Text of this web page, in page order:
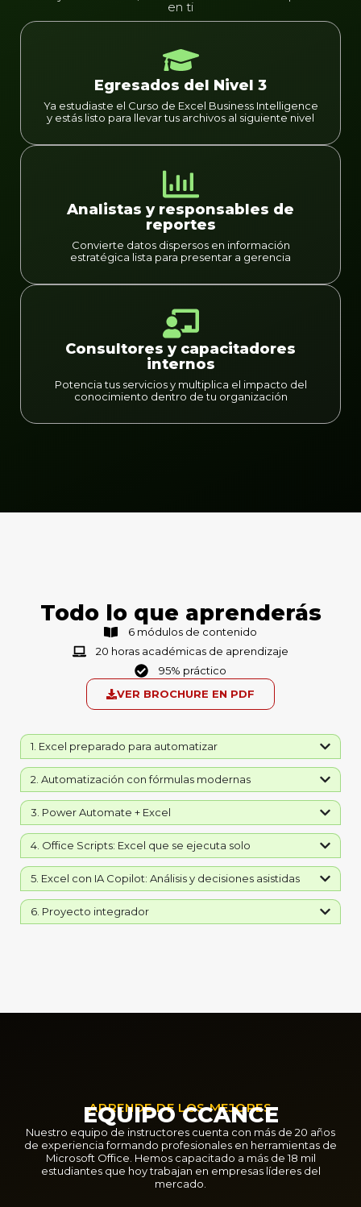
en ti
Egresados del Nivel 3
Ya estudiaste el Curso de Excel Business Intelligence
y estás listo para llevar tus archivos al siguiente nivel
Analistas y responsables de
reportes
Convierte datos dispersos en información
estratégica lista para presentar a gerencia
Consultores y capacitadores
internos
Potencia tus servicios y multiplica el impacto del
conocimiento dentro de tu organización
Todo lo que aprenderás
6 módulos de contenido
20 horas académicas de aprendizaje
95% práctico
VER BROCHURE EN PDF
1. Excel preparado para automatizar
2. Automatización con fórmulas modernas
3. Power Automate + Excel
4. Office Scripts: Excel que se ejecuta solo
5. Excel con IA Copilot: Análisis y decisiones asistidas
6. Proyecto integrador
APRENDE DE LOS MEJORES
EQUIPO CCANCE
Nuestro equipo de instructores cuenta con más de 20 años
de experiencia formando profesionales en herramientas de
Microsoft Office. Hemos capacitado a más de 18 mil
estudiantes que hoy trabajan en empresas líderes del
mercado.